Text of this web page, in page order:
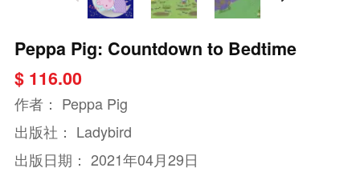
Peppa Pig: Countdown to Bedtime
$ 116.00
作者： Peppa Pig
出版社： Ladybird
出版日期： 2021年04月29日